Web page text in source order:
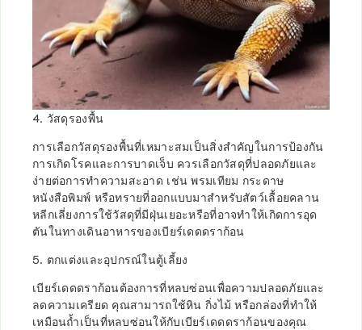
4. วัสดุรองพื้น
การเลือกวัสดุรองพื้นที่เหมาะสมเป็นสิ่งสำคัญในการป้องกัน
การเกิดโรคและการบาดเจ็บ ควรเลือกวัสดุที่ปลอดภัยและ
ง่ายต่อการทำความสะอาด เช่น พรมเทียม กระดาษ
หนังสือพิมพ์ หรือทรายที่ออกแบบมาสำหรับสัตว์เลื้อยคลาน
หลีกเลี่ยงการใช้วัสดุที่มีฝุ่นเยอะหรือที่อาจทำให้เกิดการอุด
ตันในทางเดินอาหารของเบียร์เดดดราก้อน
5. ตกแต่งและอุปกรณ์ในตู้เลี้ยง
เบียร์เดดดราก้อนต้องการที่หลบซ่อนเพื่อความปลอดภัยและ
ลดความเครียด คุณสามารถใช้หิน กิ่งไม้ หรือกล่องที่ทำให้
เหมือนถ้ำเป็นที่หลบซ่อนให้กับเบียร์เดดดราก้อนของคุณ